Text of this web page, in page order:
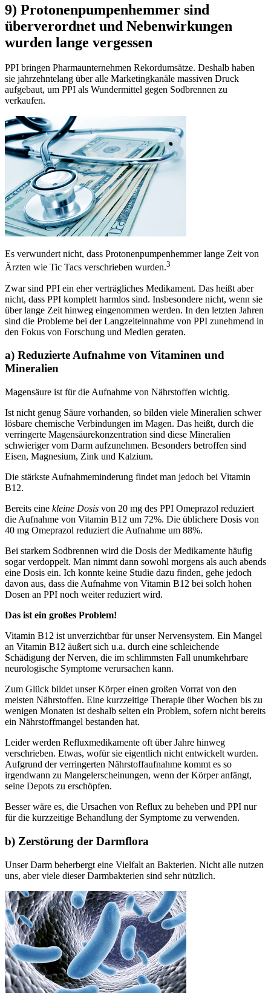
9) Protonenpumpenhemmer sind
überverordnet und Nebenwirkungen
wurden lange vergessen
PPI bringen Pharmaunternehmen Rekordumsätze. Deshalb haben
sie jahrzehntelang über alle Marketingkanäle massiven Druck
aufgebaut, um PPI als Wundermittel gegen Sodbrennen zu
verkaufen.
Es verwundert nicht, dass Protonenpumpenhemmer lange Zeit von
Ärzten wie Tic Tacs verschrieben wurden.3
Zwar sind PPI ein eher verträgliches Medikament. Das heißt aber
nicht, dass PPI komplett harmlos sind. Insbesondere nicht, wenn sie
über lange Zeit hinweg eingenommen werden. In den letzten Jahren
sind die Probleme bei der Langzeiteinnahme von PPI zunehmend in
den Fokus von Forschung und Medien geraten.
a) Reduzierte Aufnahme von Vitaminen und
Mineralien
Magensäure ist für die Aufnahme von Nährstoffen wichtig.
Ist nicht genug Säure vorhanden, so bilden viele Mineralien schwer
lösbare chemische Verbindungen im Magen. Das heißt, durch die
verringerte Magensäurekonzentration sind diese Mineralien
schwieriger vom Darm aufzunehmen. Besonders betroffen sind
Eisen, Magnesium, Zink und Kalzium.
Die stärkste Aufnahmeminderung findet man jedoch bei Vitamin
B12.
Bereits eine kleine Dosis von 20 mg des PPI Omeprazol reduziert
die Aufnahme von Vitamin B12 um 72%. Die üblichere Dosis von
40 mg Omeprazol reduziert die Aufnahme um 88%.
Bei starkem Sodbrennen wird die Dosis der Medikamente häufig
sogar verdoppelt. Man nimmt dann sowohl morgens als auch abends
eine Dosis ein. Ich konnte keine Studie dazu finden, gehe jedoch
davon aus, dass die Aufnahme von Vitamin B12 bei solch hohen
Dosen an PPI noch weiter reduziert wird.
Das ist ein großes Problem!
Vitamin B12 ist unverzichtbar für unser Nervensystem. Ein Mangel
an Vitamin B12 äußert sich u.a. durch eine schleichende
Schädigung der Nerven, die im schlimmsten Fall unumkehrbare
neurologische Symptome verursachen kann.
Zum Glück bildet unser Körper einen großen Vorrat von den
meisten Nährstoffen. Eine kurzzeitige Therapie über Wochen bis zu
wenigen Monaten ist deshalb selten ein Problem, sofern nicht bereits
ein Nährstoffmangel bestanden hat.
Leider werden Refluxmedikamente oft über Jahre hinweg
verschrieben. Etwas, wofür sie eigentlich nicht entwickelt wurden.
Aufgrund der verringerten Nährstoffaufnahme kommt es so
irgendwann zu Mangelerscheinungen, wenn der Körper anfängt,
seine Depots zu erschöpfen.
Besser wäre es, die Ursachen von Reflux zu beheben und PPI nur
für die kurzzeitige Behandlung der Symptome zu verwenden.
b) Zerstörung der Darmflora
Unser Darm beherbergt eine Vielfalt an Bakterien. Nicht alle nutzen
uns, aber viele dieser Darmbakterien sind sehr nützlich.